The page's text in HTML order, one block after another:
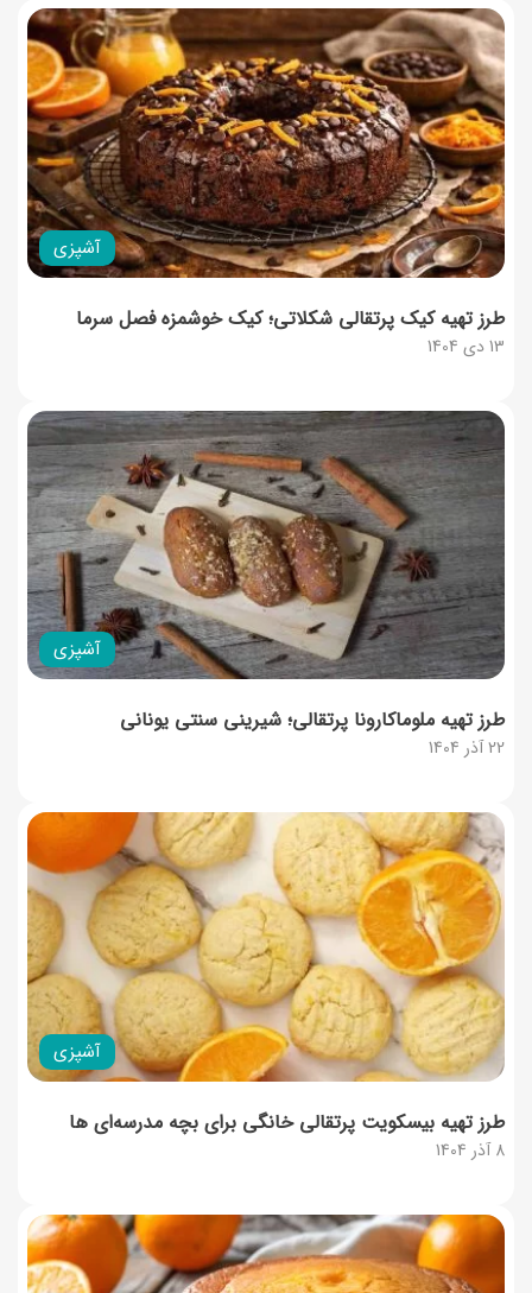
آشپزی
13 دی 1404
طرز تهیه کیک پرتقالی شکلاتی؛ کیک خوشمزه فصل سرما
آشپزی
22 آذر 1404
طرز تهیه ملوماکارونا پرتقالی؛ شیرینی سنتی یونانی
آشپزی
8 آذر 1404
طرز تهیه بیسکویت پرتقالی خانگی برای بچه‌ مدرسه‌ای‌ ها